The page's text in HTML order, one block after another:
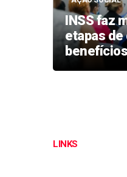
Vila do
cuidado
LINKS